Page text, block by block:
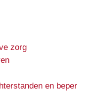
zorg
en beperkingen